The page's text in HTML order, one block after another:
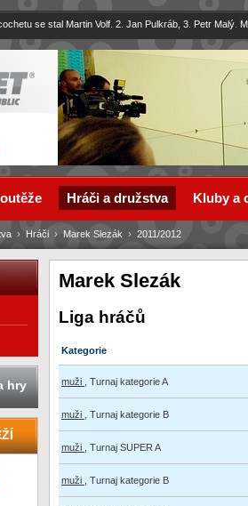
se stal Martin Volf. 2. Jan Pulkráb, 3. Petr Malý.
Marek Slezák
Liga hráčů
Kategorie
muži , Turnaj kategorie A
muži , Turnaj kategorie B
muži , Turnaj SUPER A
muži , Turnaj kategorie B
› Hráči › Marek Slezák › 2011/2012
Hráči a družstva Kluby a
hry